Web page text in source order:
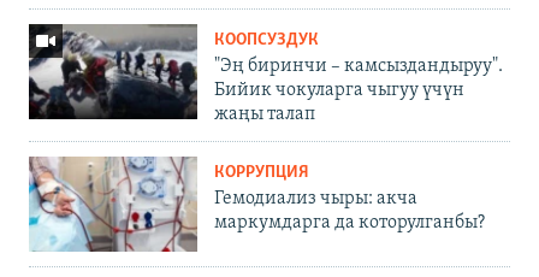
КООПСУЗДУК
"Эң биринчи – камсыздандыруу".
Бийик чокуларга чыгуу үчүн
жаңы талап
КОРРУПЦИЯ
Гемодиализ чыры: акча
маркумдарга да которулганбы?